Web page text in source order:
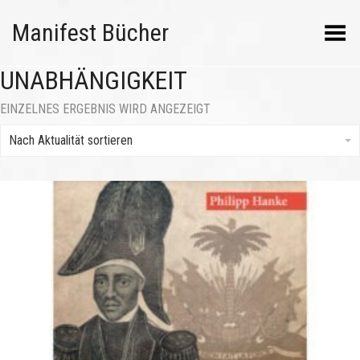
Manifest Bücher Menü umschalten
UNABHÄNGIGKEIT
EINZELNES ERGEBNIS WIRD ANGEZEIGT
Nach Aktualität sortieren